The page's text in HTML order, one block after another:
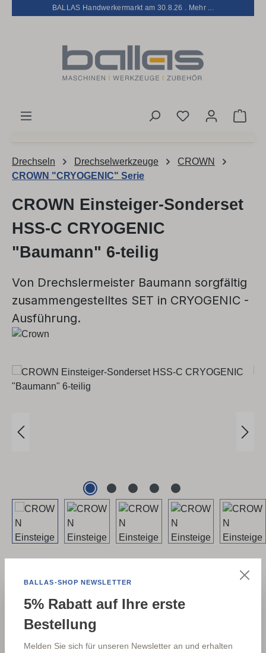
Zum Hauptinhalt springen
BALLAS Handwerkermarkt am 30.8.26 . Mehr ...
Du hast 0
Drechseln Drechselwerkzeuge
CROWN
CROWN "CRYOGENIC" Serie
CROWN Einsteiger-Sonderset
HSS-C CRYOGENIC
"Baumann" 6-teilig
Von Drechslermeister Baumann sorgfältig
zusammengestelltes SET in CRYOGENIC -
Ausführung.
Bildergalerie überspringen
Regulärer Preis:
425,42 €
Inhalt: 1 Stück
BALLAS-SHOP NEWSLETTER
5% Rabatt auf Ihre erste
Bestellung
Melden Sie sich für unseren Newsletter an und erhalten